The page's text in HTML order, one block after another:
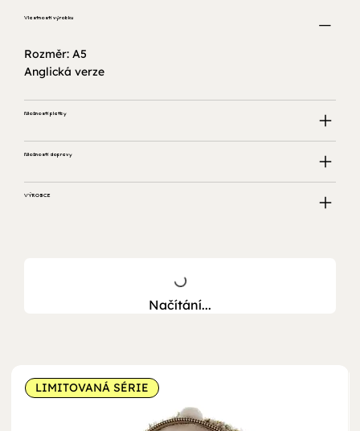
Vlastnosti výrobku
Rozměr: A5
Anglická verze
Možnosti platby
Možnosti dopravy
VÝROBCE
Načítání...
LIMITOVANÁ SÉRIE